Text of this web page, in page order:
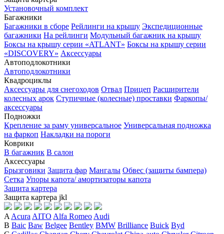
Установочный комплект
Багажники
Багажники в сборе Рейлинги на крышу Экспедиционные
багажники На рейлинги Модульный багажник на крышу
Боксы на крышу серии «ATLANT» Боксы на крышу серии
«DISCOVERY» Аксессуары
Автоподлокотники
Автоподлокотники
Квадроциклы
Аксессуары для снегоходов Отвал Прицеп Расширители
колесных арок Ступичные (колесные) проставки Фаркопы/
аксессуары
Подножки
Крепление за раму универсальное Универсальная подножка
на фаркоп Накладки на пороги
Коврики
В багажник В салон
Аксессуары
Брызговики Защита фар Мангалы Обвес (защиты бампера)
Сетка Упоры капота/ амортизаторы капота
Защита картера
Защита картера jkl
A Acura AITO Alfa Romeo Audi
B Baic Baw Belgee Bentley BMW Brilliance Buick Byd